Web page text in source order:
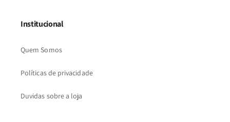
Institucional
Quem Somos
Políticas de privacidade
Duvidas sobre a loja